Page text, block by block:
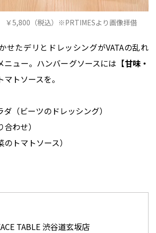
￥5,800（税込）※PRTIMESより画像拝借
せたデリとドレッシングがVATAの乱れ
ニュー。ハンバーグソースには 【甘味・
マトソースを。
（ビーツのドレッシング）
わせ）
トマトソース）
TABLE 渋谷道玄坂店